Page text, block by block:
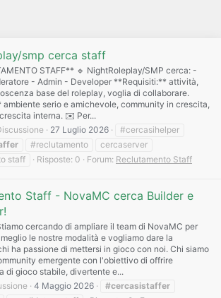
smp cerca staff
STAFF** 🔹 NightRoleplay/SMP cerca: -
- Admin - Developer **Requisiti:** attività,
base del roleplay, voglia di collaborare.
serio e amichevole, community in crescita,
interna. ✉️ Per...
27 Luglio 2026
#cercasihelper
#reclutamento
cercaserver
staff
Risposte: 0 Forum: Reclutamento Staff
Staff - NovaMC cerca Builder e
cercando di ampliare il team di NovaMC per
le nostre modalità e vogliamo dare la
ha passione di mettersi in gioco con noi. Chi siamo
emergente con l'obiettivo di offrire
di gioco stabile, divertente e...
4 Maggio 2026
#cercasistaffer